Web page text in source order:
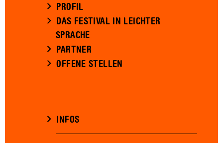
PROFIL
DAS FESTIVAL IN LEICHTER
SPRACHE
PARTNER
OFFENE STELLEN
INFOS